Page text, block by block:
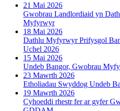
21 Mai 2026
Gwobrau Landlordiaid yn
Myfyrwyr
18 Mai 2026
Dathlu Myfyrwyr Prifysgol
Uchel 2026
15 Mai 2026
Undeb Bangor, Gwobrau
23 Mawrth 2026
Etholiadau Swyddog Undeb
19 Mawrth 2026
Cyhoeddi rhestr fer ar gyfer